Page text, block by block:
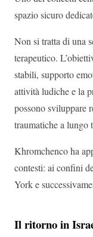
spazio sicuro
Non si tratta di una
terapeutico.
stabili, supporto
attività ludiche e la
possono sviluppare
traumatiche a lungo
Khromchenco ha
contesti: ai confini
York e
Il ritorno in